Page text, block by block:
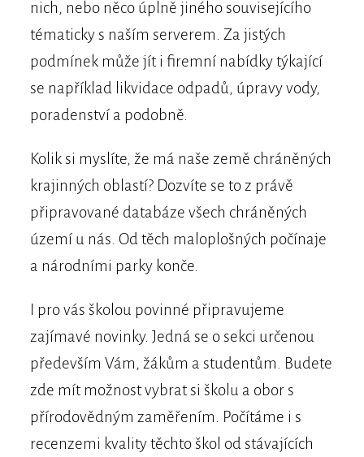
nich, nebo něco úplně jiného souvisejícího
tématicky s naším serverem. Za jistých
podmínek může jít i firemní nabídky týkající
se například likvidace odpadů, úpravy vody,
poradenství a podobně.
Kolik si myslíte, že má naše země chráněných
krajinných oblastí? Dozvíte se to z právě
připravované databáze všech chráněných
území u nás. Od těch maloplošných počínaje
a národními parky konče.
I pro vás školou povinné připravujeme
zajímavé novinky. Jedná se o sekci určenou
především Vám, žákům a studentům. Budete
zde mít možnost vybrat si školu a obor s
přírodovědným zaměřením. Počítáme i s
recenzemi kvality těchto škol od stávajících